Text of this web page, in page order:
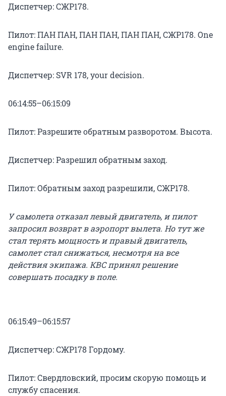
Диспетчер: СЖР178.
Пилот: ПАН ПАН, ПАН ПАН, ПАН ПАН, СЖР178. One
engine failure.
Диспетчер: SVR 178, your decision.
06:14:55–06:15:09
Пилот: Разрешите обратным разворотом. Высота.
Диспетчер: Разрешил обратным заход.
Пилот: Обратным заход разрешили, СЖР178.
У самолета отказал левый двигатель, и пилот
запросил возврат в аэропорт вылета. Но тут же
стал терять мощность и правый двигатель,
самолет стал снижаться, несмотря на все
действия экипажа. КВС принял решение
совершать посадку в поле.
06:15:49–06:15:57
Диспетчер: СЖР178 Гордому.
Пилот: Свердловский, просим скорую помощь и
службу спасения.